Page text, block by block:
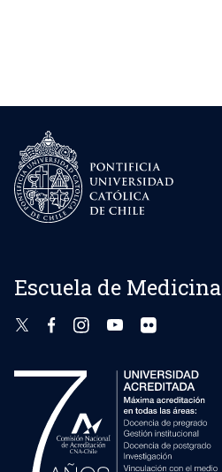
Escuela de Medicina